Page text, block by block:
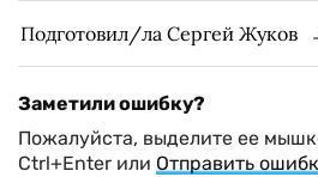
Подготовил/ла Сергей Жуков
Заметили ошибку?
Пожалуйста, выделите ее
Ctrl+Enter или Отправить